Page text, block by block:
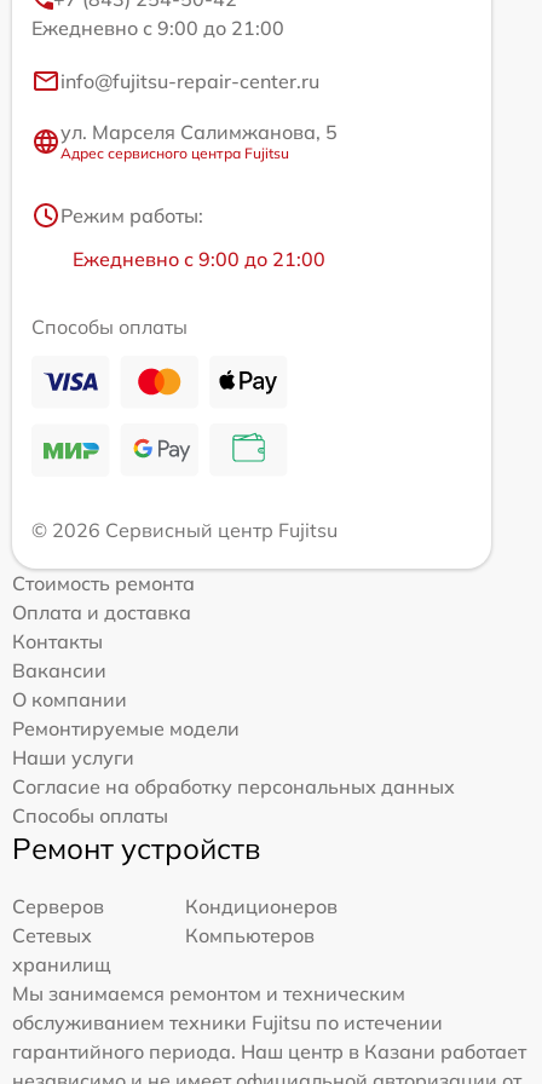
Ежедневно с 9:00 до 21:00
info@fujitsu-repair-center.ru
ул. Марселя Салимжанова, 5
Адрес сервисного центра Fujitsu
Режим работы:
Ежедневно с 9:00 до 21:00
Способы оплаты
© 2026 Сервисный центр Fujitsu
Стоимость ремонта
Оплата и доставка
Контакты
Вакансии
О компании
Ремонтируемые модели
Наши услуги
Согласие на обработку персональных данных
Способы оплаты
Ремонт устройств
Серверов
Кондиционеров
Сетевых
хранилищ
Компьютеров
Мы занимаемся ремонтом и техническим
обслуживанием техники Fujitsu по истечении
гарантийного периода. Наш центр в Казани работает